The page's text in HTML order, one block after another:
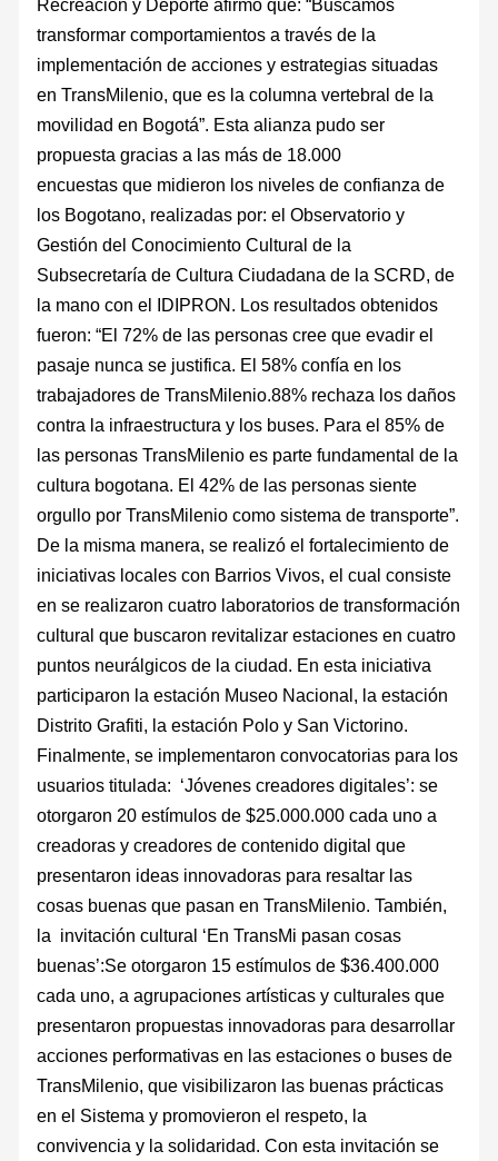
Recreación y Deporte afirmó que: “Buscamos
transformar comportamientos a través de la
implementación de acciones y estrategias situadas
en TransMilenio, que es la columna vertebral de la
movilidad en Bogotá”. Esta alianza pudo ser
propuesta gracias a las más de 18.000
encuestas que midieron los niveles de confianza de
los Bogotano, realizadas por: el Observatorio y
Gestión del Conocimiento Cultural de la
Subsecretaría de Cultura Ciudadana de la SCRD, de
la mano con el IDIPRON. Los resultados obtenidos
fueron: “El 72% de las personas cree que evadir el
pasaje nunca se justifica. El 58% confía en los
trabajadores de TransMilenio.88% rechaza los daños
contra la infraestructura y los buses. Para el 85% de
las personas TransMilenio es parte fundamental de la
cultura bogotana. El 42% de las personas siente
orgullo por TransMilenio como sistema de transporte”.
De la misma manera, se realizó el fortalecimiento de
iniciativas locales con Barrios Vivos, el cual consiste
en se realizaron cuatro laboratorios de transformación
cultural que buscaron revitalizar estaciones en cuatro
puntos neurálgicos de la ciudad. En esta iniciativa
participaron la estación Museo Nacional, la estación
Distrito Grafiti, la estación Polo y San Victorino.
Finalmente, se implementaron convocatorias para los
usuarios titulada: ‘Jóvenes creadores digitales’: se
otorgaron 20 estímulos de $25.000.000 cada uno a
creadoras y creadores de contenido digital que
presentaron ideas innovadoras para resaltar las
cosas buenas que pasan en TransMilenio. También,
la invitación cultural ‘En TransMi pasan cosas
buenas’:Se otorgaron 15 estímulos de $36.400.000
cada uno, a agrupaciones artísticas y culturales que
presentaron propuestas innovadoras para desarrollar
acciones performativas en las estaciones o buses de
TransMilenio, que visibilizaron las buenas prácticas
en el Sistema y promovieron el respeto, la
convivencia y la solidaridad. Con esta invitación se